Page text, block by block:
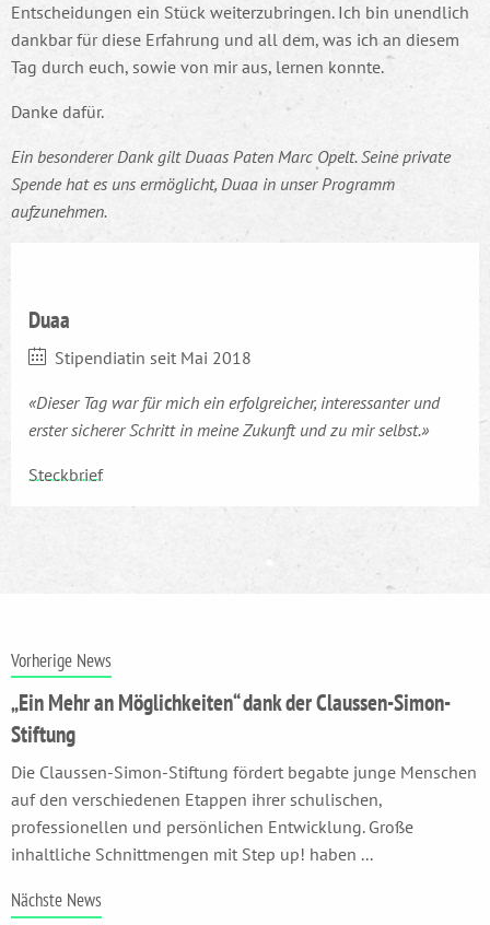
Entscheidungen ein Stück weiterzubringen. Ich bin unendlich
dankbar für diese Erfahrung und all dem, was ich an diesem
Tag durch euch, sowie von mir aus, lernen konnte.
Danke dafür.
Ein besonderer Dank gilt Duaas Paten Marc Opelt. Seine private
Spende hat es uns ermöglicht, Duaa in unser Programm
aufzunehmen.
Duaa
Stipendiatin seit Mai 2018
«Dieser Tag war für mich ein erfolgreicher, interessanter und
erster sicherer Schritt in meine Zukunft und zu mir selbst.»
Steckbrief
Vorherige News
„Ein Mehr an Möglichkeiten“ dank der Claussen-Simon-
Stiftung
Die Claussen-Simon-Stiftung fördert begabte junge Menschen
auf den verschiedenen Etappen ihrer schulischen,
professionellen und persönlichen Entwicklung. Große
inhaltliche Schnittmengen mit Step up! haben ...
Nächste News